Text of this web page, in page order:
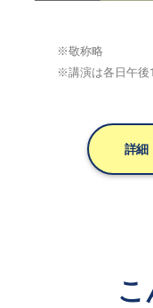
※敬称略
※講演は各日午後
詳細
こ